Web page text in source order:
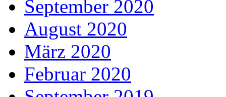
September 2020
August 2020
März 2020
Februar 2020